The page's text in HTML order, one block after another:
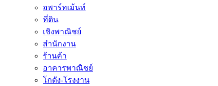
อพาร์ทเม้นท์
ที่ดิน
เชิงพาณิชย์
สำนักงาน
ร้านค้า
อาคารพาณิชย์
โกดัง-โรงงาน